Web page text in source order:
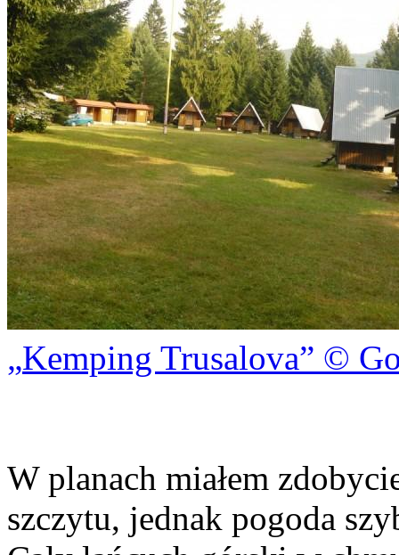
Kemping Trusalova ©
W planach miałem
szczytu, jednak pogoda